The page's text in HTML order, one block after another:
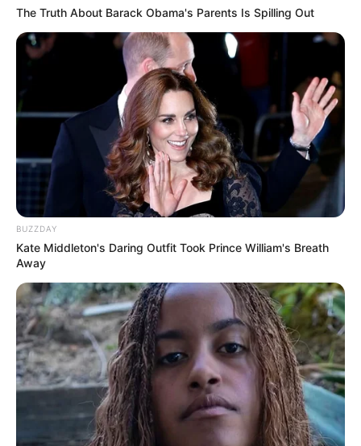
bysuzete.wordpress.com
Rolinho de espuma – Essa ferramenta é utilizada
para espalhar a cola em superfícies maiores,
como em capas de álbuns e caixas de MDF.
Pincel – O pincel, esse utilizado para pintura, na
Encadernação serve para espalhar a cola em
The Truth About Barack Obama's Parents Is Spilling Out
BUZZDAY
Kate Middleton's Daring Outfit Took Prince William's Breath
Away